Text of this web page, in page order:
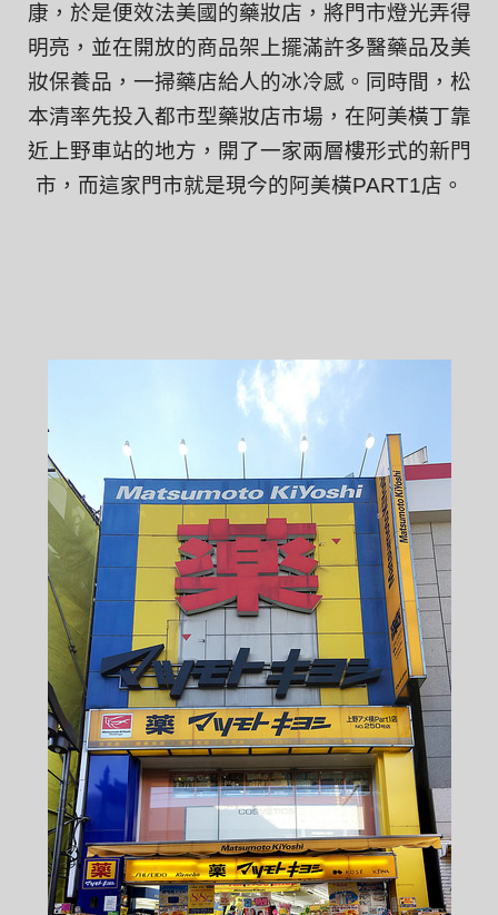
康，於是便效法美國的藥妝店，將門市燈光弄得
明亮，並在開放的商品架上擺滿許多醫藥品及美
妝保養品，一掃藥店給人的冰冷感。同時間，松
本清率先投入都市型藥妝店市場，在阿美橫丁靠
近上野車站的地方，開了一家兩層樓形式的新門
市，而這家門市就是現今的阿美橫PART1店。